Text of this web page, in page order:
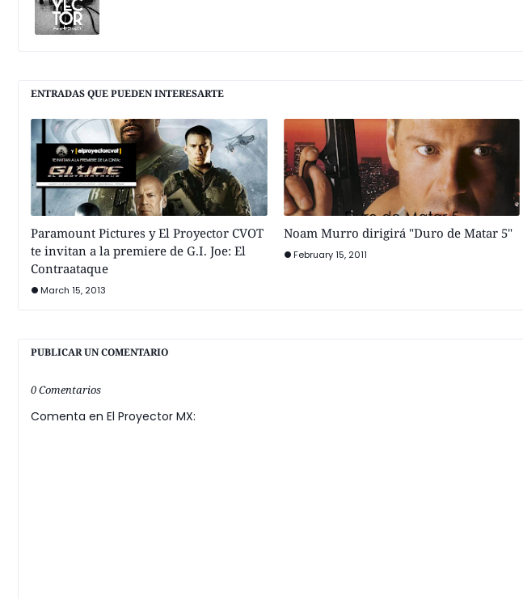
ENTRADAS QUE PUEDEN INTERESARTE
Paramount Pictures y El Proyector CVOT
te invitan a la premiere de G.I. Joe: El
Contraataque
March 15, 2013
Noam Murro dirigirá "Duro de Matar 5"
February 15, 2011
PUBLICAR UN COMENTARIO
0 Comentarios
Comenta en El Proyector MX: